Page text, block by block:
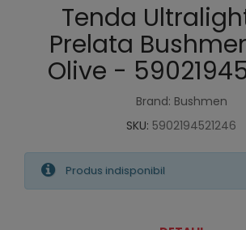
Tenda
Prelata
Olive -
Brand: Bushmen
SKU: 5902194521246
Produs indisponibil